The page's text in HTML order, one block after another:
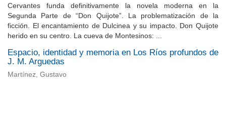
Cervantes funda definitivamente la novela moderna en la
Segunda Parte de “Don Quijote”. La problematización de la
ficción. El encantamiento de Dulcinea y su impacto. Don Quijote
herido en su centro. La cueva de Montesinos: ...
Espacio, identidad y memoria en Los Ríos profundos de
J. M. Arguedas
Martínez, Gustavo